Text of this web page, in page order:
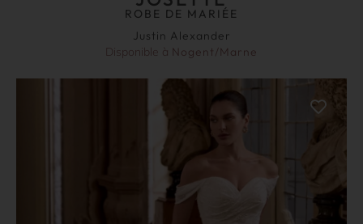
ROBE DE MARIÉE
Justin Alexander
Disponible à Nogent/Marne